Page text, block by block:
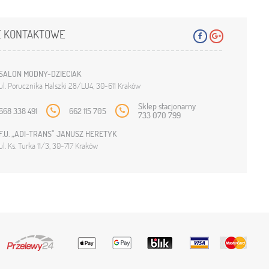
KONTAKTOWE
MODNY-DZIECIAK
ul. Porucznika Halszki 28/LU4, 30-611 Kraków
668 338 491 662 115 705 Sklep stacjonarny
733 070 799
F.U. „ADI-TRANS” JANUSZ HERETYK
ul. Ks. Turka 11/3, 30-717 Kraków